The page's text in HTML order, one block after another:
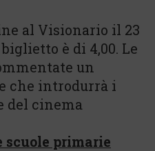
al Visionario il 23
è di 4,00. Le
un
che introdurrà i
del cinema
scuole primarie